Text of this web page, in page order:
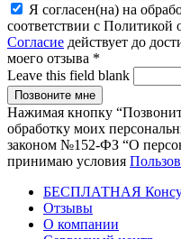
Я согласен(на) на
соответствии с Политикой
Согласие действует до
моего отзыва *
Leave this field blank
Нажимая кнопку
обработку моих
законом №152-ФЗ “О
принимаю условия
БЕСПЛАТНАЯ
Отзывы
О компании